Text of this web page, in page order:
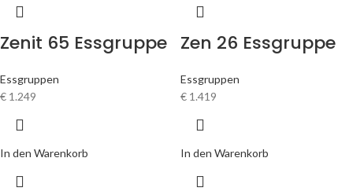
Zenit 65 Essgruppe
Essgruppen
€ 1.249
In den Warenkorb
Zen 26 Essgruppe
Essgruppen
€ 1.419
In den Warenkorb